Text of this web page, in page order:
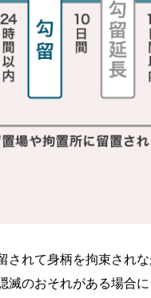
されて身柄を拘束され
滅のおそれがある場合に